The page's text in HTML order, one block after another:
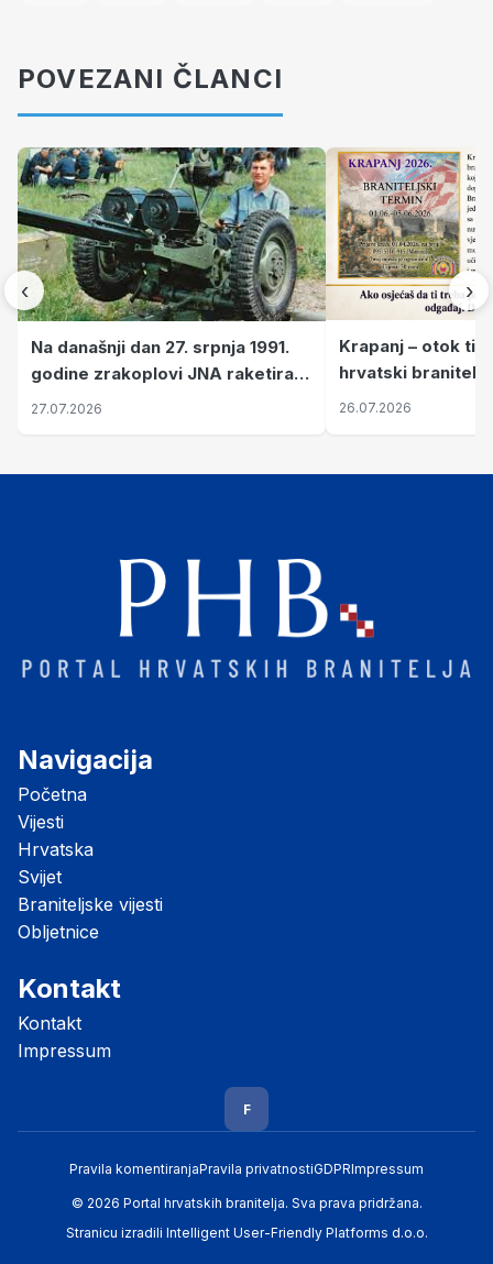
POVEZANI ČLANCI
‹
Na današnji dan 27. srpnja 1991.
godine zrakoplovi JNA raketirali
su vojarnu i obučni centar "Nikola
27.07.2026
Krapanj – otok
hrvatski branitelji
pronalaze mir
26.07.2026
›
Navigacija
Početna
Vijesti
Hrvatska
Svijet
Braniteljske vijesti
Obljetnice
Kontakt
Kontakt
Impressum
F
Pravila komentiranjaPravila privatnostiGDPRImpressum
© 2026 Portal hrvatskih branitelja. Sva prava pridržana.
Stranicu izradili Intelligent User-Friendly Platforms d.o.o.